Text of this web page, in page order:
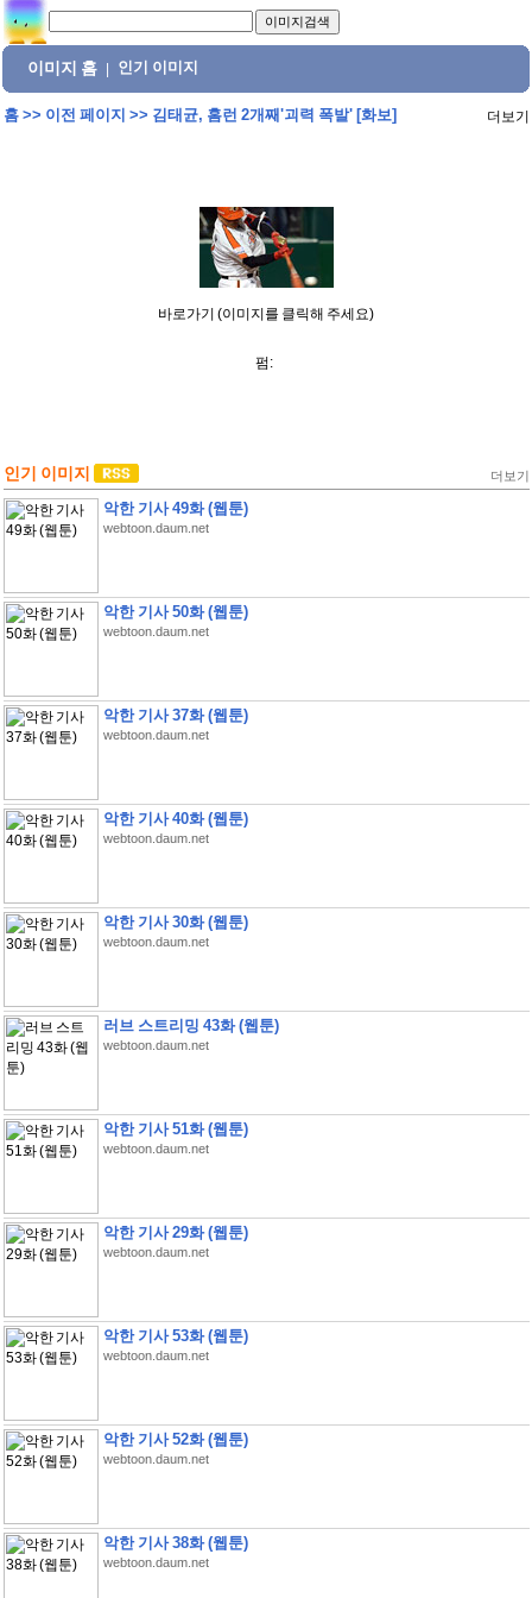
이미지 홈 인기 이미지
홈>> 이전 페이지 >> 김태균, 홈런 2개째'괴력 폭발' [화보] 더보기
바로가기 (이미지를 클릭해 주세요)
펌:
인기 이미지 더보기
악한 기사 49화 (웹툰)
webtoon.daum.net
악한 기사 50화 (웹툰)
webtoon.daum.net
악한 기사 37화 (웹툰)
webtoon.daum.net
악한 기사 40화 (웹툰)
webtoon.daum.net
악한 기사 30화 (웹툰)
webtoon.daum.net
러브 스트리밍 43화 (웹툰)
webtoon.daum.net
악한 기사 51화 (웹툰)
webtoon.daum.net
악한 기사 29화 (웹툰)
webtoon.daum.net
악한 기사 53화 (웹툰)
webtoon.daum.net
악한 기사 52화 (웹툰)
webtoon.daum.net
악한 기사 38화 (웹툰)
webtoon.daum.net